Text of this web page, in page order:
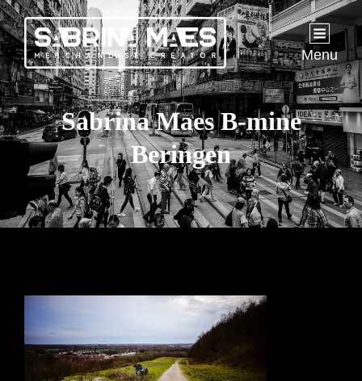
Menu
Sabrina Maes B-mine
Beringen